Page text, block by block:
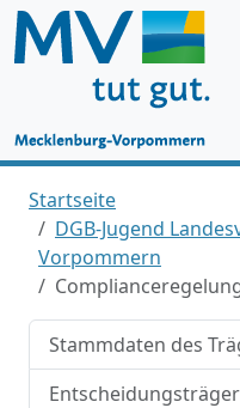
Startseite
DGB-Jugend
Vorpommern
Stammdaten des
Entscheidungsträger